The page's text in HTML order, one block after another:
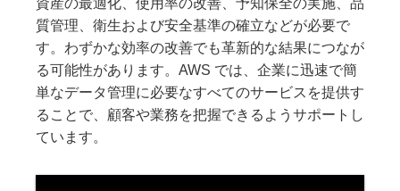
質管理、衛生および安全基準の確立などが必要で
す。わずかな効率の改善でも革新的な結果につなが
る可能性があります。AWS では、企業に迅速で簡
単なデータ管理に必要なすべてのサービスを提供す
ることで、顧客や業務を把握できるようサポートし
ています。